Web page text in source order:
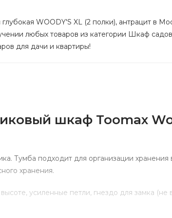
WOODY'S XL (2 полки), антрацит в
любых товаров из категории Шкаф
для дачи и квартиры!
шкаф Toomax
Тумба подходит для организации
хранения.
усиленные петли, гнездо для замка (не
большие размеры и ЭКСТРА-ПРОЧНЫЕ